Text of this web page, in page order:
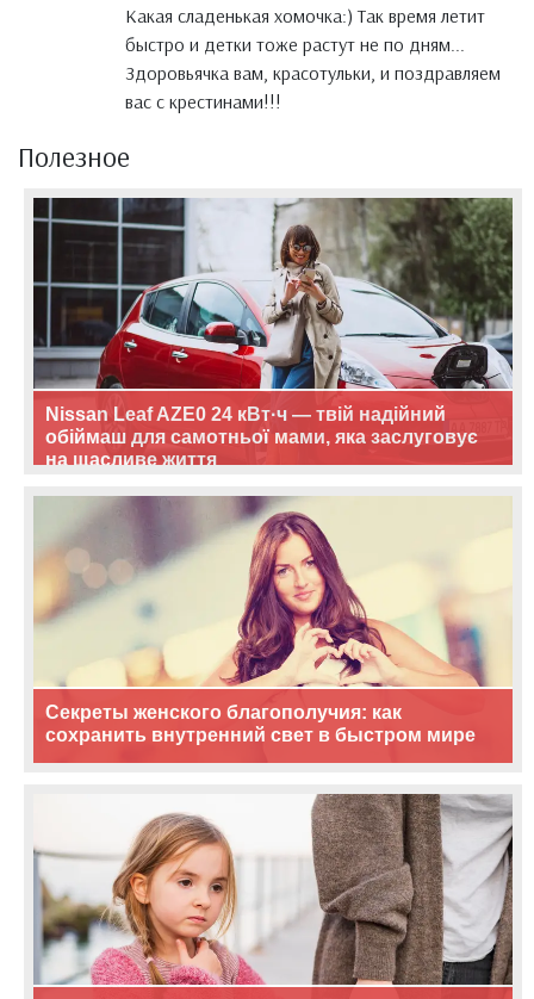
Какая сладенькая хомочка:) Так время летит
быстро и детки тоже растут не по дням...
Здоровьячка вам, красотульки, и поздравляем
вас с крестинами!!!
Полезное
Nissan Leaf AZE0 24 кВт·ч — твій надійний
обіймаш для самотньої мами, яка заслуговує
на щасливе життя
Секреты женского благополучия: как
сохранить внутренний свет в быстром мире